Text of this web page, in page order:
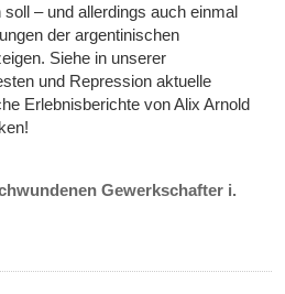
– und allerdings auch einmal
der argentinischen
Siehe in unserer
und Repression aktuelle
Erlebnisberichte von Alix Arnold
Gewerkschafter i.